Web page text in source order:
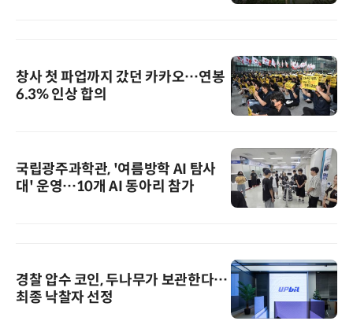
창사 첫 파업까지 갔던 카카오…연봉
6.3% 인상 합의
국립광주과학관, '여름방학 AI 탐사
대' 운영…10개 AI 동아리 참가
경찰 압수 코인, 두나무가 보관한다…
최종 낙찰자 선정